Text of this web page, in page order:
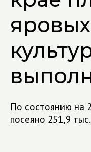
По состоянию на
посеяно 251,9